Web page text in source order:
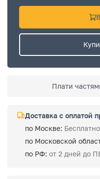
Плати
Доставка с оплатой
по Москве:
по Московской
по РФ: от 2 дней до